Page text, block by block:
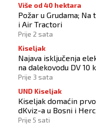
Više od 40 hektara
Požar u Grudama;
i Air Tractori
Prije 2 sata
Kiseljak
Najava isključenja
Prije 3 sata
UND Kiseljak
Kiseljak domaćin
dKviz-a u Bosni i
Prije 5 sati